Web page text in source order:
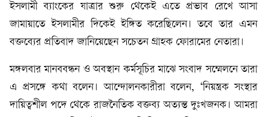
ইসলামী ব্যাংকের যাত্রার শুরু থেকেই এতে প্রভাব রেখে আসা
জামায়াতে ইসলামীর দিকেই ইঙ্গিত করেছিলেন। তবে তার এমন
বক্তব্যের প্রতিবাদ জানিয়েছেন সচেতন গ্রাহক ফোরামের নেতারা।
মঙ্গলবার মানববন্ধন ও অবস্থান কর্মসূচির মাঝে সংবাদ সম্মেলনে তারা
এ প্রসঙ্গে কথা বলেন। আন্দোলনকারীরা বলেন, ‘নিয়ন্ত্রক সংস্থার
দায়িত্বশীল পদে থেকে রাজনৈতিক বক্তব্য অত্যন্ত দুঃখজনক। আমরা